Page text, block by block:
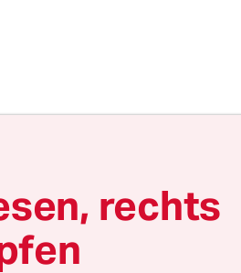
– vorerst jedenfalls.
oder Google sollen
Sprache“ über die
Eine
am
bis zu 5 Prozent
rechts